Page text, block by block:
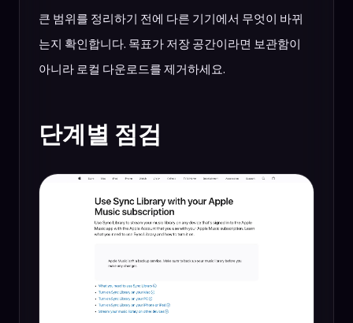
큰 범위를 정리하기 전에 다른 기기에서 무엇이 바뀌
는지 확인합니다. 목표가 저장 공간이라면 보관함이
아니라 로컬 다운로드를 제거하세요.
단계별 점검